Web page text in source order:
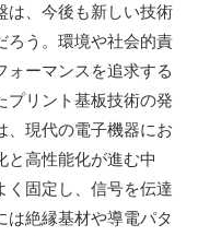
は、今後も新しい技術
ろう。環境や社会的責
ォーマンスを追求する
プリント基板技術の発
、現代の電子機器にお
と高性能化が進む中
く固定し、信号を伝達
は絶縁基材や導電パタ